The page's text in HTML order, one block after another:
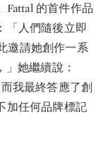
Fattal 的首件作品
「人們隨後立即
邀請她創作一系
她繼續說：
我最終答應了創
加任何品牌標記